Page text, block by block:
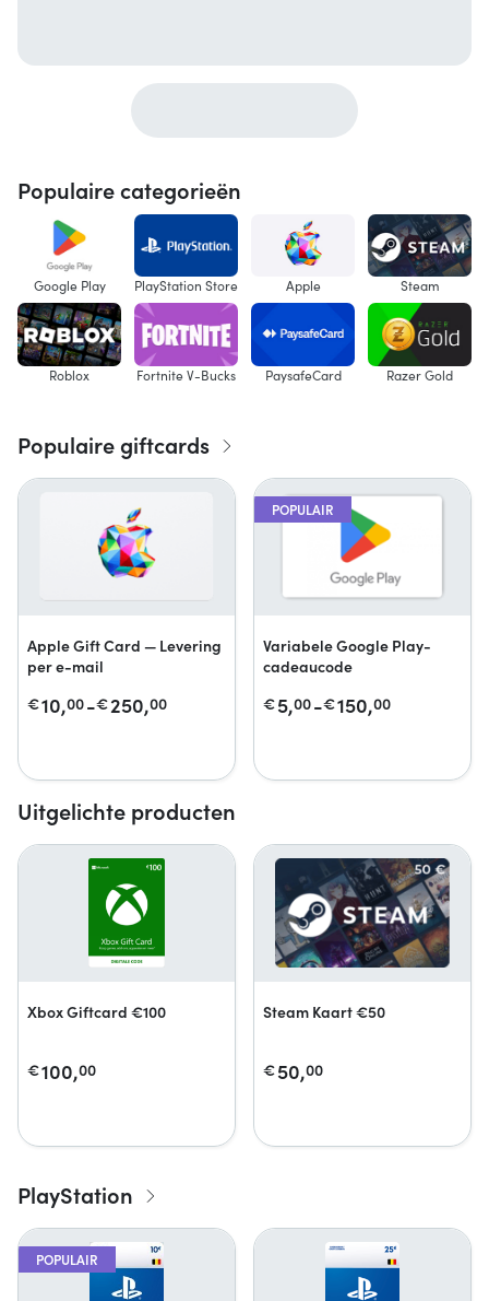
Populaire categorieën
Google Play PlayStation Store Apple Steam
Roblox Fortnite V-Bucks PaysafeCard Razer Gold
Populaire giftcards
Apple Gift Card — Levering
per e-mail
€10,00-€250,00
POPULAIR
Variabele Google Play-
cadeaucode
€5,00-€150,00
Uitgelichte producten
Xbox Giftcard €100
€100,00
Steam Kaart €50
€50,00
PlayStation
POPULAIR